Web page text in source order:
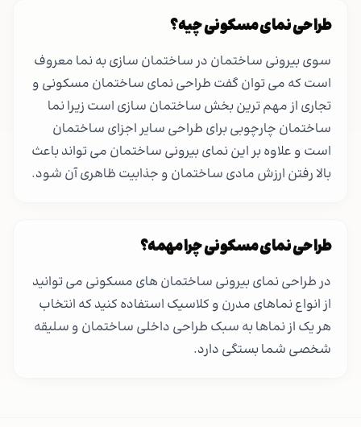
طراحی نمای مسکونی چیه؟
سوی بیرونی ساختمان در ساختمان سازی به نما معروف
است که می توان گفت طراحی نمای ساختمان مسکونی و
تجاری از مهم ترین بخش ساختمان سازی است زیرا نما
ساختمان چارچوبی برای طراحی سایر اجزای ساختمان
است و علاوه بر این نمای بیرونی ساختمان می تواند باعث
بالا رفتن ارزش مادی ساختمان و جذابیت ظاهری آن شود.
طراحی نمای مسکونی چرا مهمه؟
در طراحی نمای بیرونی ساختمان های مسکونی می توانید
از انواع نماهای مدرن و کلاسیک استفاده کنید که انتخاب
هر یک از نماها به سبک طراحی داخلی ساختمان و سلیقه
شخصی شما بستگی دارد.